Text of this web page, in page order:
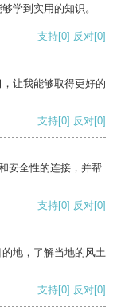
学到实用的知识。
支持[0] 反对[0]
让我能够取得更好的
支持[0] 反对[0]
安全性的连接，并帮
支持[0] 反对[0]
地，了解当地的风土
支持[0] 反对[0]